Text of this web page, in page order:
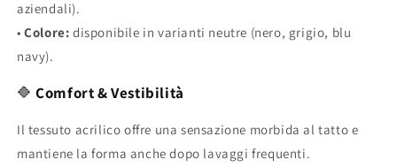
aziendali).
•Colore: disponibile in varianti neutre (nero, grigio, blu
navy).
🔷Comfort & Vestibilità
Il tessuto acrilico offre una sensazione morbida al tatto e
mantiene la forma anche dopo lavaggi frequenti.